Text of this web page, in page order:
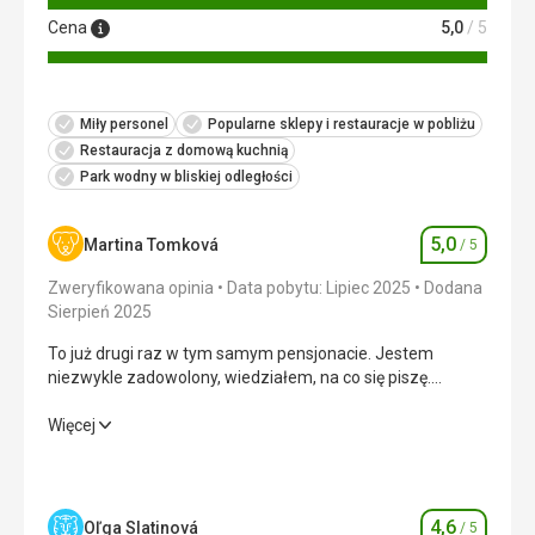
Cena 5,0 / 5
Miły personel
Popularne sklepy i restauracje w pobliżu
Restauracja z domową kuchnią
Park wodny w bliskiej odległości
Martina Tomková Ocena
5,0 / 5
Zweryfikowana opinia Data pobytu: Lipiec 2025
Dodana
Sierpień 2025
To już drugi raz w tym samym pensjonacie. Jestem
niezwykle zadowolony, wiedziałem, na co się piszę.
Jedzenie u właściciela naszego pensjonatu było świetne.
To już drugi raz w tym samym pensjonacie. Jestem
Więcej
Oľga Slatinová 4,6 / 5